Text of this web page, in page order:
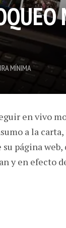
MÍNIMA
en vivo
a la
página web,
y en efecto